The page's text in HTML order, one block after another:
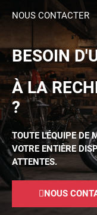
NOUS CONTACTER
BESOIN
À LA
?
TOUTE L'ÉQUIPE DE
VOTRE ENTIÈRE
ATTENTES.
NOUS